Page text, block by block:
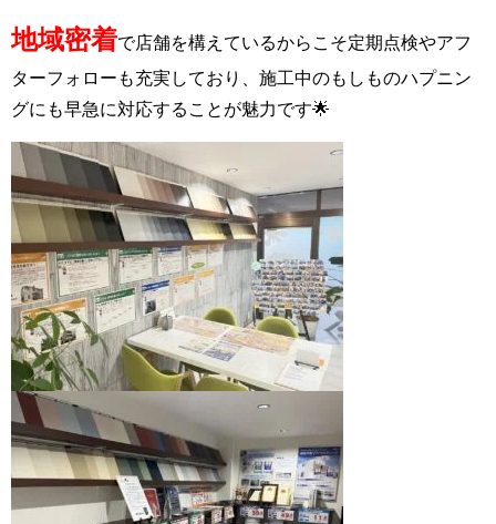
地域密着で店舗を構えているからこそ定期点検やアフ
ターフォローも充実しており、施工中のもしものハプニン
グにも早急に対応することが魅力です🌟